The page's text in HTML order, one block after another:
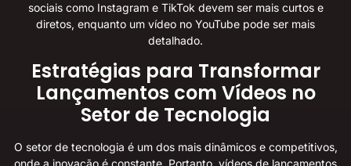
sociais como Instagram e TikTok devem ser mais curtos e
diretos, enquanto um vídeo no YouTube pode ser mais
detalhado.
Estratégias para Transformar
Lançamentos com Vídeos no
Setor de Tecnologia
O setor de tecnologia é um dos mais dinâmicos e competitivos,
onde a inovação é constante. Portanto, vídeos de lançamentos